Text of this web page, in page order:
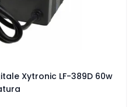
Xytronic LF-389D 60w